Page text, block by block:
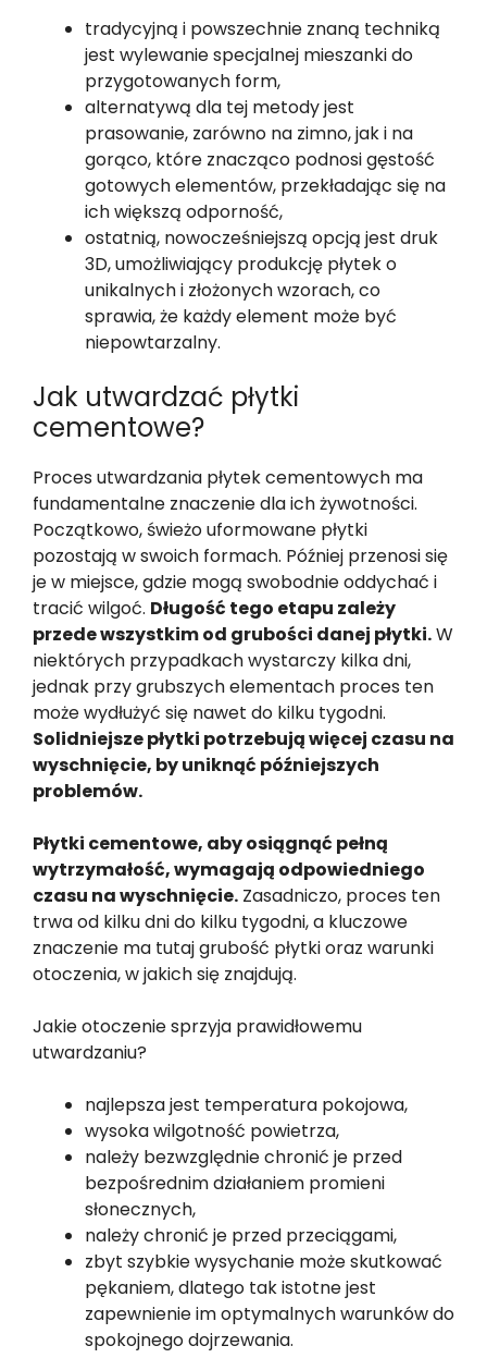
tradycyjną i powszechnie znaną techniką
jest wylewanie specjalnej mieszanki do
przygotowanych form,
alternatywą dla tej metody jest
prasowanie, zarówno na zimno, jak i na
gorąco, które znacząco podnosi gęstość
gotowych elementów, przekładając się na
ich większą odporność,
ostatnią, nowocześniejszą opcją jest druk
3D, umożliwiający produkcję płytek o
unikalnych i złożonych wzorach, co
sprawia, że każdy element może być
niepowtarzalny.
Jak utwardzać płytki
cementowe?
Proces utwardzania płytek cementowych ma
fundamentalne znaczenie dla ich żywotności.
Początkowo, świeżo uformowane płytki
pozostają w swoich formach. Później przenosi się
je w miejsce, gdzie mogą swobodnie oddychać i
tracić wilgoć. Długość tego etapu zależy
przede wszystkim od grubości danej płytki.W
niektórych przypadkach wystarczy kilka dni,
jednak przy grubszych elementach proces ten
może wydłużyć się nawet do kilku tygodni.
Solidniejsze płytki potrzebują więcej czasu na
wyschnięcie, by uniknąć późniejszych
problemów.
Płytki cementowe, aby osiągnąć pełną
wytrzymałość, wymagają odpowiedniego
czasu na wyschnięcie. Zasadniczo, proces ten
trwa od kilku dni do kilku tygodni, a kluczowe
znaczenie ma tutaj grubość płytki oraz warunki
otoczenia, w jakich się znajdują.
Jakie otoczenie sprzyja prawidłowemu
utwardzaniu?
najlepsza jest temperatura pokojowa,
wysoka wilgotność powietrza,
należy bezwzględnie chronić je przed
bezpośrednim działaniem promieni
słonecznych,
należy chronić je przed przeciągami,
zbyt szybkie wysychanie może skutkować
pękaniem, dlatego tak istotne jest
zapewnienie im optymalnych warunków do
spokojnego dojrzewania.